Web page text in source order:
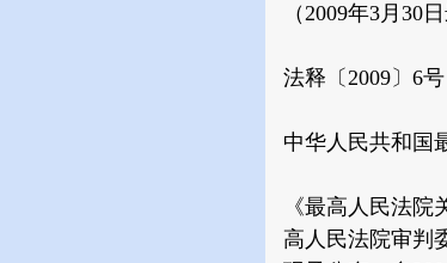
（2009年3月30
法释〔2009〕6号
中华人民共和国
《最高人民法
高人民法院审判